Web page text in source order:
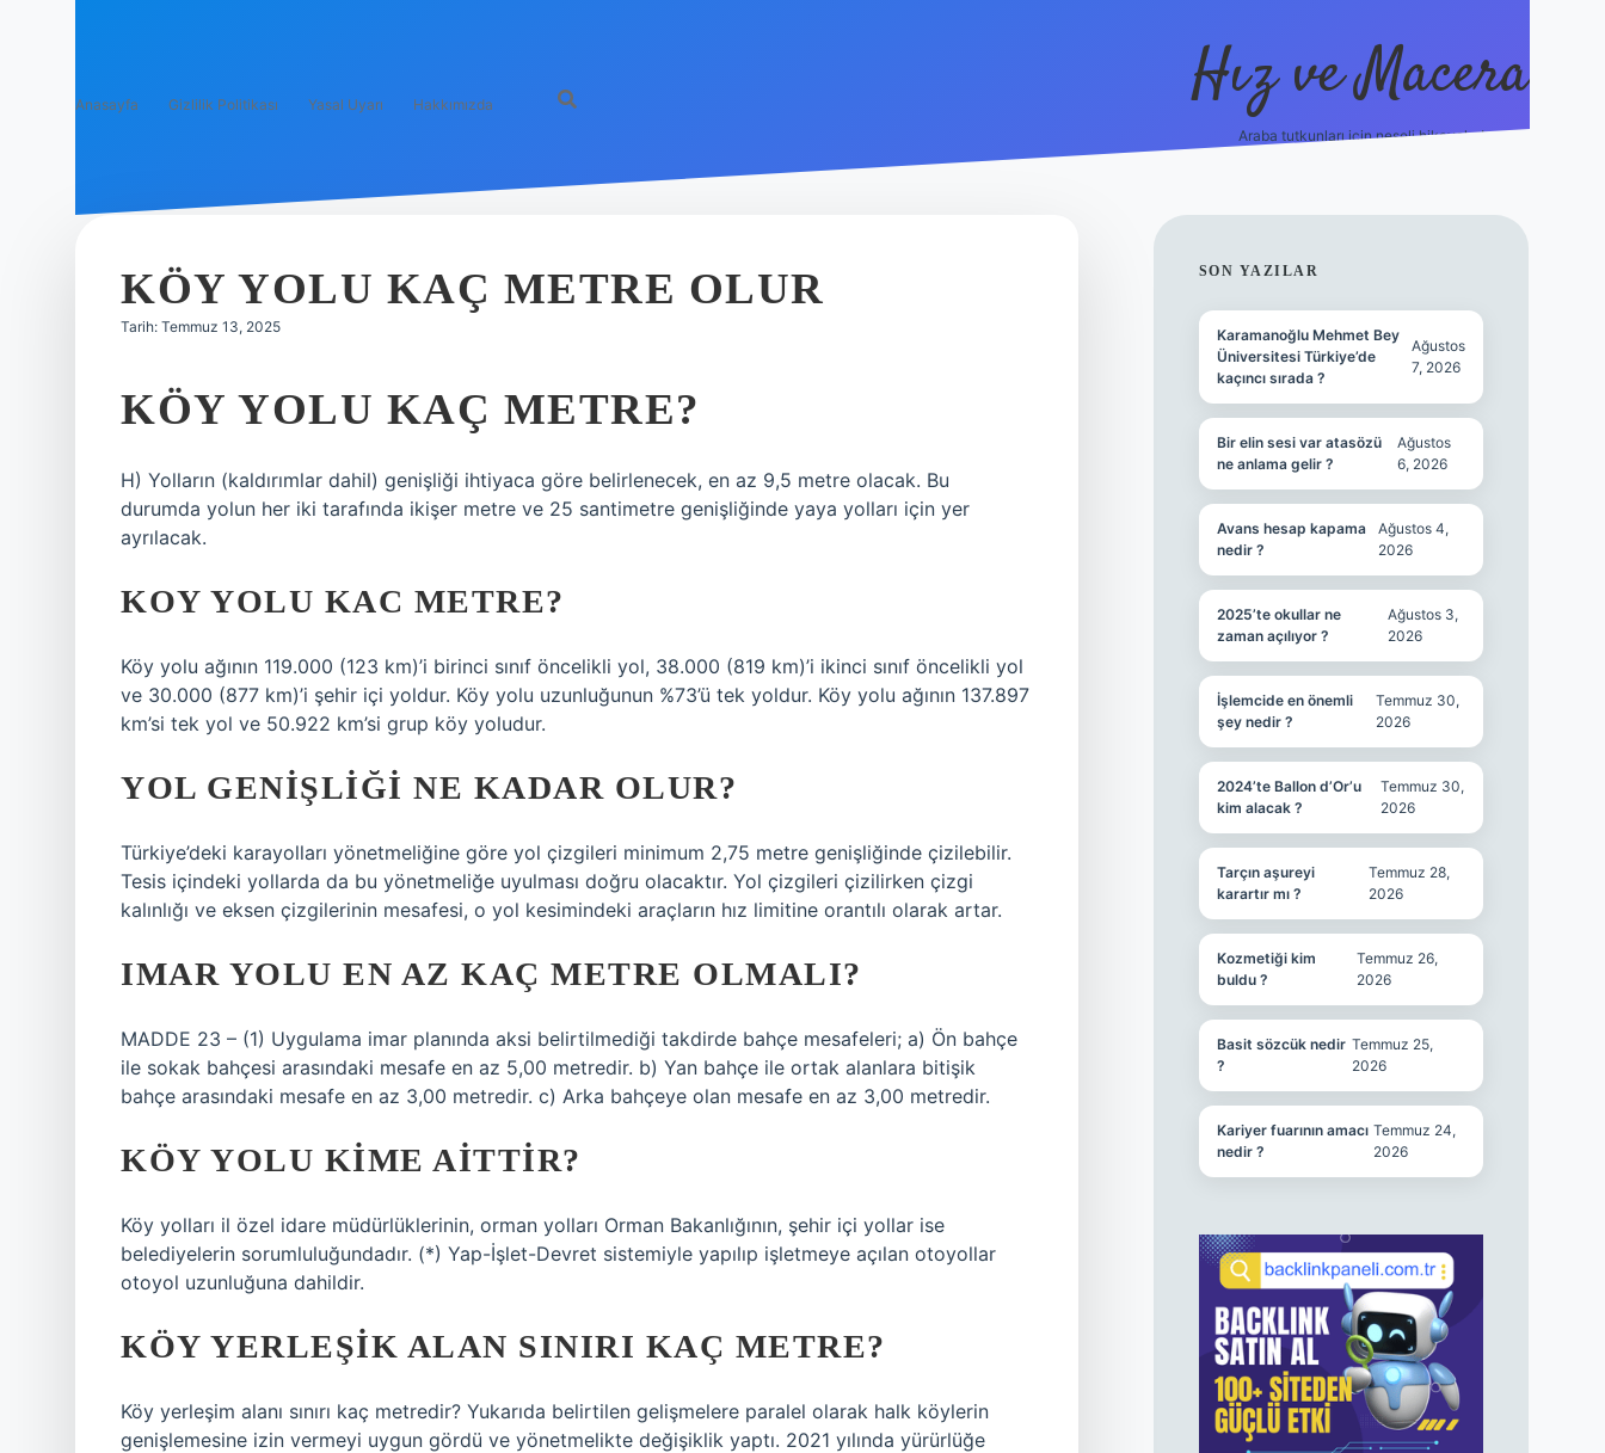
Anasayfa Gizlilik Politikası Yasal Uyarı Hakkımızda Hız ve Macera
Araba tutkunları için neşeli hikayeler!
KÖY YOLU KAÇ METRE OLUR
Tarih: Temmuz 13, 2025
KÖY YOLU KAÇ METRE?
H) Yolların (kaldırımlar dahil) genişliği ihtiyaca göre belirlenecek, en az 9,5 metre olacak. Bu
durumda yolun her iki tarafında ikişer metre ve 25 santimetre genişliğinde yaya yolları için yer
ayrılacak.
KOY YOLU KAC METRE?
Köy yolu ağının 119.000 (123 km)’i birinci sınıf öncelikli yol, 38.000 (819 km)’i ikinci sınıf öncelikli yol
ve 30.000 (877 km)’i şehir içi yoldur. Köy yolu uzunluğunun %73’ü tek yoldur. Köy yolu ağının 137.897
km’si tek yol ve 50.922 km’si grup köy yoludur.
YOL GENIŞLIĞI NE KADAR OLUR?
Türkiye’deki karayolları yönetmeliğine göre yol çizgileri minimum 2,75 metre genişliğinde çizilebilir.
Tesis içindeki yollarda da bu yönetmeliğe uyulması doğru olacaktır. Yol çizgileri çizilirken çizgi
kalınlığı ve eksen çizgilerinin mesafesi, o yol kesimindeki araçların hız limitine orantılı olarak artar.
IMAR YOLU EN AZ KAÇ METRE OLMALI?
MADDE 23 – (1) Uygulama imar planında aksi belirtilmediği takdirde bahçe mesafeleri; a) Ön bahçe
ile sokak bahçesi arasındaki mesafe en az 5,00 metredir. b) Yan bahçe ile ortak alanlara bitişik
bahçe arasındaki mesafe en az 3,00 metredir. c) Arka bahçeye olan mesafe en az 3,00 metredir.
KÖY YOLU KIME AITTIR?
Köy yolları il özel idare müdürlüklerinin, orman yolları Orman Bakanlığının, şehir içi yollar ise
belediyelerin sorumluluğundadır. (*) Yap-İşlet-Devret sistemiyle yapılıp işletmeye açılan otoyollar
otoyol uzunluğuna dahildir.
KÖY YERLEŞIK ALAN SINIRI KAÇ METRE?
Köy yerleşim alanı sınırı kaç metredir? Yukarıda belirtilen gelişmelere paralel olarak halk köylerin
genişlemesine izin vermeyi uygun gördü ve yönetmelikte değişiklik yaptı. 2021 yılında yürürlüğe
SIDEBAR
SON YAZILAR
Karamanoğlu Mehmet Bey
Üniversitesi Türkiye’de
kaçıncı sırada ?
Ağustos
7, 2026
Bir elin sesi var atasözü
ne anlama gelir ?
Ağustos
6, 2026
Avans hesap kapama
nedir ?
Ağustos 4,
2026
2025’te okullar ne
zaman açılıyor ?
Ağustos 3,
2026
İşlemcide en önemli
şey nedir ?
Temmuz 30,
2026
2024’te Ballon d’Or’u
kim alacak ?
Temmuz 30,
2026
Tarçın aşureyi
karartır mı ?
Temmuz 28,
2026
Kozmetiği kim
buldu ?
Temmuz 26,
2026
Basit sözcük nedir
?
Temmuz 25,
2026
Kariyer fuarının amacı
nedir ?
Temmuz 24,
2026
hiltonbet